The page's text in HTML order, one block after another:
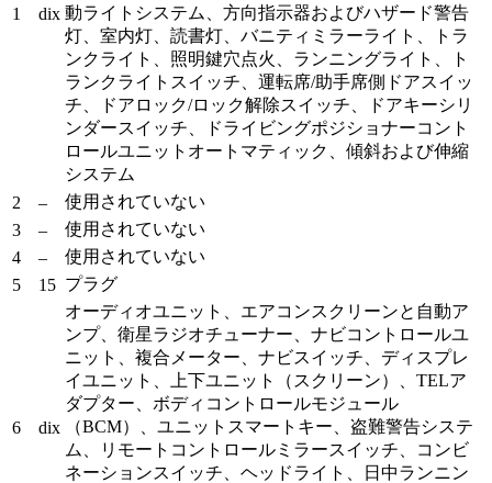
1 dix 動ライトシステム、方向指示器およびハザード警告
灯、室内灯、読書灯、バニティミラーライト、トラ
ンクライト、照明鍵穴点火、ランニングライト、ト
ランクライトスイッチ、運転席/助手席側ドアスイッ
チ、ドアロック/ロック解除スイッチ、ドアキーシリ
ンダースイッチ、ドライビングポジショナーコント
ロールユニットオートマティック、傾斜および伸縮
システム
2
–
使用されていない
3
–
使用されていない
4
–
使用されていない
5
15 プラグ
6 dix
オーディオユニット、エアコンスクリーンと自動ア
ンプ、衛星ラジオチューナー、ナビコントロールユ
ニット、複合メーター、ナビスイッチ、ディスプレ
イユニット、上下ユニット（スクリーン）、TELア
ダプター、ボディコントロールモジュール
（BCM）、ユニットスマートキー、盗難警告システ
ム、リモートコントロールミラースイッチ、コンビ
ネーションスイッチ、ヘッドライト、日中ランニン